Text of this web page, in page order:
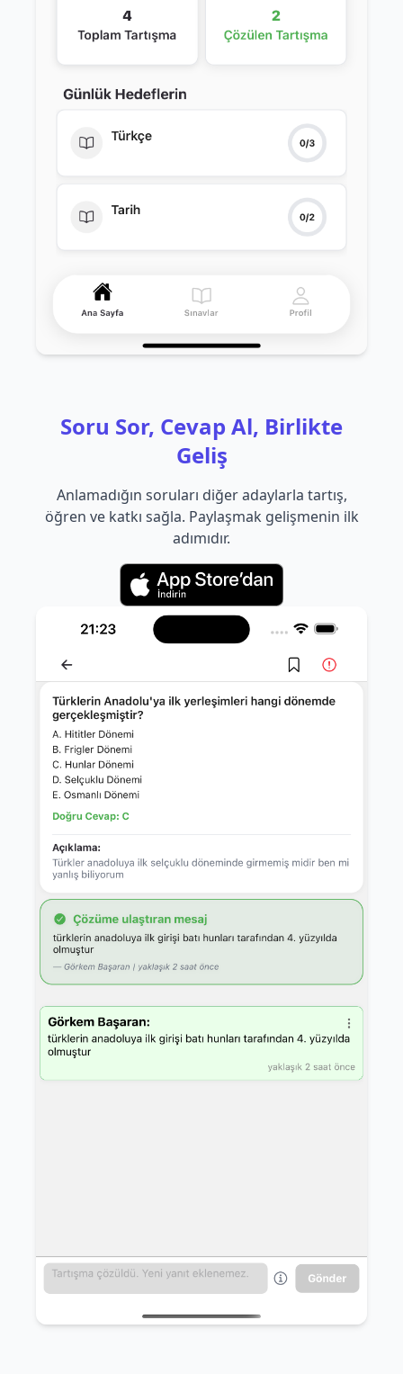
Soru Sor, Cevap Al, Birlikte
Geliş
Anlamadığın soruları diğer adaylarla tartış,
öğren ve katkı sağla. Paylaşmak gelişmenin ilk
adımıdır.